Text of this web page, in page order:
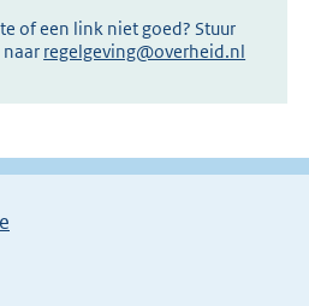
of een link niet goed? Stuur
regelgeving@overheid.nl